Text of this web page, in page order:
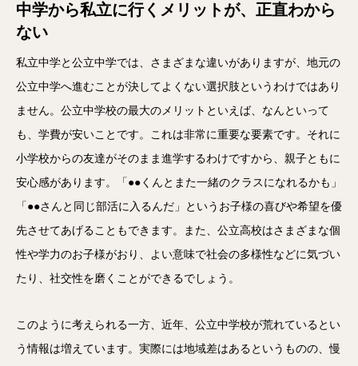
中学から私立に行くメリットが、正直わから
ない
私立中学と公立中学では、さまざまな違いがありますが、地元の
公立中学へ進むことが決してよくない選択肢というわけではあり
ません。公立中学校の最大のメリットといえば、なんといって
も、学費が安いことです。これは非常に重要な要素です。それに
小学校からの友達がそのまま進学するわけですから、親子ともに
安心感があります。「●●くんとまた一緒のクラスになれるかも」
「●●さんと同じ部活に入るんだ」というお子様の喜びや希望を優
先させてあげることもできます。また、公立高校はさまざまな個
性や学力のお子様がおり、よい意味で社会の多様性などに気づい
たり、社交性を磨くことができるでしょう。
このように考えられる一方、近年、公立中学校が荒れているとい
う情報は増えています。実際には地域差はあるというものの、慢